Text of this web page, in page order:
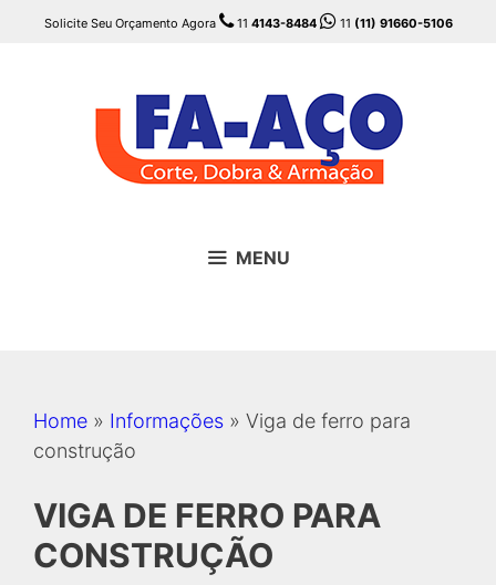
Solicite Seu Orçamento Agora 11 4143-8484 11 (11) 91660-5106
MENU
Home » Informações » Viga de ferro para
construção
VIGA DE FERRO PARA
CONSTRUÇÃO